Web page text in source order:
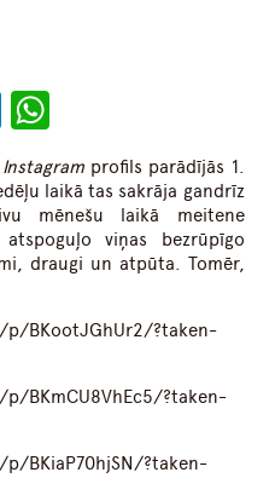
LinkedIn
Instagramprofils parādījās 1.
laikā tas sakrāja gandrīz
mēnešu laikā meitene
viņas bezrūpīgo
draugi un atpūta. Tomēr,
p/BKootJGhUr2/?taken-
BKmCU8VhEc5/?taken-
BKiaP70hjSN/?taken-